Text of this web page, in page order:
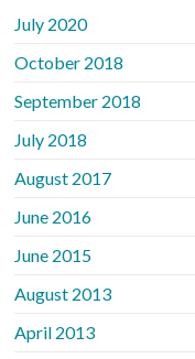
July 2020
October 2018
September 2018
July 2018
August 2017
June 2016
June 2015
August 2013
April 2013